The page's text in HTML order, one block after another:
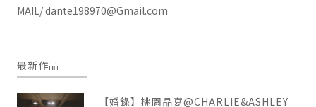
MAIL/dante198970@Gmail.com
最新作品
【婚錄】桃園晶宴@CHARLIE&ASHLEY